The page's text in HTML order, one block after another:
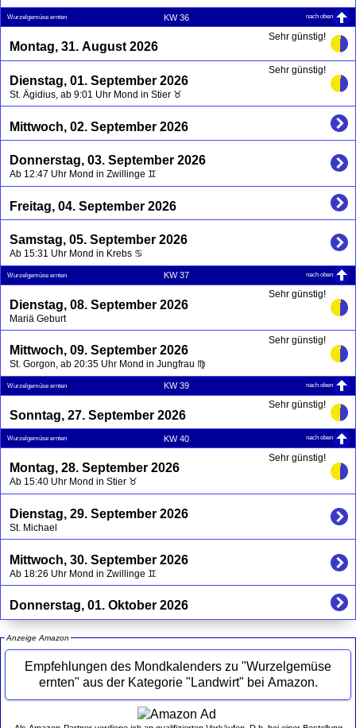
Wurzelgemüse ernten KW 36 nach oben
Montag, 31. August 2026
Sehr günstig!
Dienstag, 01. September 2026
Sehr günstig!
St. Ägidius, ab 9:01 Uhr Mond in Stier ♉
Mittwoch, 02. September 2026
Donnerstag, 03. September 2026
Ab 12:47 Uhr Mond in Zwillinge ♊
Freitag, 04. September 2026
Samstag, 05. September 2026
Ab 15:31 Uhr Mond in Krebs ♋
Wurzelgemüse ernten KW 37 nach oben
Dienstag, 08. September 2026
Sehr günstig!
Mariä Geburt
Mittwoch, 09. September 2026
Sehr günstig!
St. Gorgon, ab 20:35 Uhr Mond in Jungfrau ♍
Wurzelgemüse ernten KW 39 nach oben
Sonntag, 27. September 2026
Sehr günstig!
Wurzelgemüse ernten KW 40 nach oben
Montag, 28. September 2026
Sehr günstig!
Ab 15:40 Uhr Mond in Stier ♉
Dienstag, 29. September 2026
St. Michael
Mittwoch, 30. September 2026
Ab 18:26 Uhr Mond in Zwillinge ♊
Donnerstag, 01. Oktober 2026
Anzeige Amazon
Empfehlungen des Mondkalenders zu "Wurzelgemüse
ernten" aus der Kategorie "Landwirt" bei Amazon.